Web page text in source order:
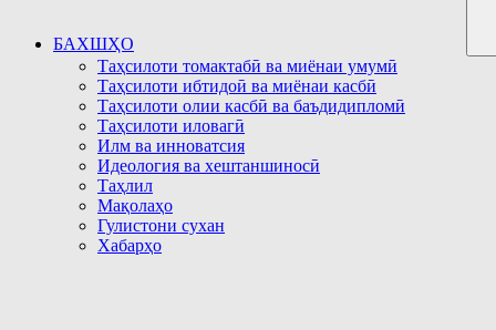
БАХШҲО
Таҳсилоти томактабӣ ва миёнаи умумӣ
Таҳсилоти ибтидоӣ ва миёнаи касбӣ
Таҳсилоти олии касбӣ ва баъдидипломӣ
Таҳсилоти иловагӣ
Илм ва инноватсия
Идеология ва хештаншиносӣ
Таҳлил
Мақолаҳо
Гулистони сухан
Хабарҳо